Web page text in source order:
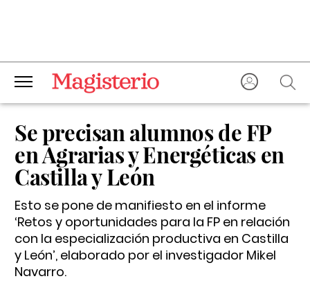
Se precisan alumnos de FP
en Agrarias y Energéticas en
Castilla y León
Esto se pone de manifiesto en el informe
‘Retos y oportunidades para la FP en relación
con la especialización productiva en Castilla
y León’, elaborado por el investigador Mikel
Navarro.